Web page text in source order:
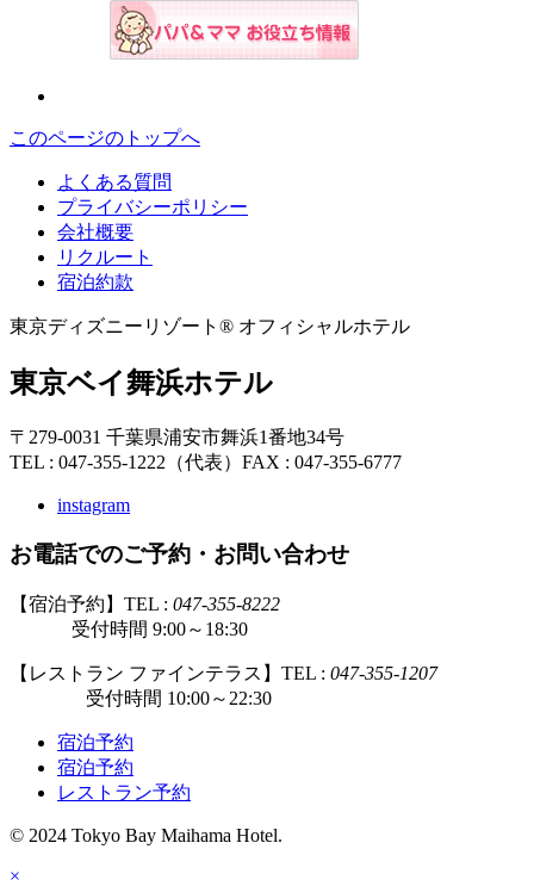
このページのトップへ
よくある質問
プライバシーポリシー
会社概要
リクルート
宿泊約款
東京ディズニーリゾート® オフィシャルホテル
東京ベイ舞浜ホテル
〒279-0031 千葉県浦安市舞浜1番地34号
TEL : 047-355-1222（代表） FAX : 047-355-6777
instagram
お電話でのご予約・お問い合わせ
【宿泊予約】TEL : 047-355-8222
受付時間 9:00～18:30
【レストラン ファインテラス】TEL : 047-355-1207
受付時間 10:00～22:30
宿泊予約
宿泊予約
レストラン予約
© 2024 Tokyo Bay Maihama Hotel.
×